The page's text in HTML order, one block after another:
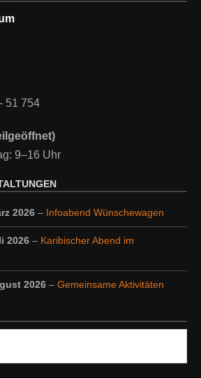
51 754
9–16 Uhr
2026 – Infoabend Wünschewagen
2026 – Karibischer Abend im
2026 – Gemeinsame Aktivitäten